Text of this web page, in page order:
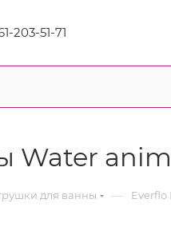
203-51-71
Water
для ванны — Everflo